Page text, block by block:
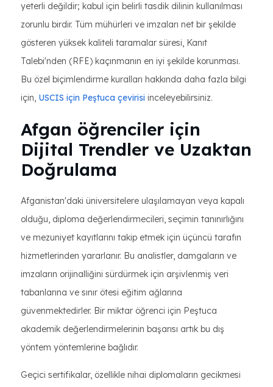
yeterli değildir; kabul için belirli tasdik dilinin kullanılması
zorunlu birdir. Tüm mühürleri ve imzaları net bir şekilde
gösteren yüksek kaliteli taramalar süresi, Kanıt
Talebi'nden (RFE) kaçınmanın en iyi şekilde korunması.
Bu özel biçimlendirme kuralları hakkında daha fazla bilgi
için, USCIS için Peştuca çevirisi inceleyebilirsiniz.
Afgan öğrenciler için
Dijital Trendler ve Uzaktan
Doğrulama
Afganistan'daki üniversitelere ulaşılamayan veya kapalı
olduğu, diploma değerlendirmecileri, seçimin tanınırlığını
ve mezuniyet kayıtlarını takip etmek için üçüncü tarafın
hizmetlerinden yararlanır. Bu analistler, damgaların ve
imzaların orijinalliğini sürdürmek için arşivlenmiş veri
tabanlarına ve sınır ötesi eğitim ağlarına
güvenmektedirler. Bir miktar öğrenci için Peştuca
akademik değerlendirmelerinin başarısı artık bu dış
yöntem yöntemlerine bağlıdır.
Geçici sertifikalar, özellikle nihai diplomaların gecikmesi